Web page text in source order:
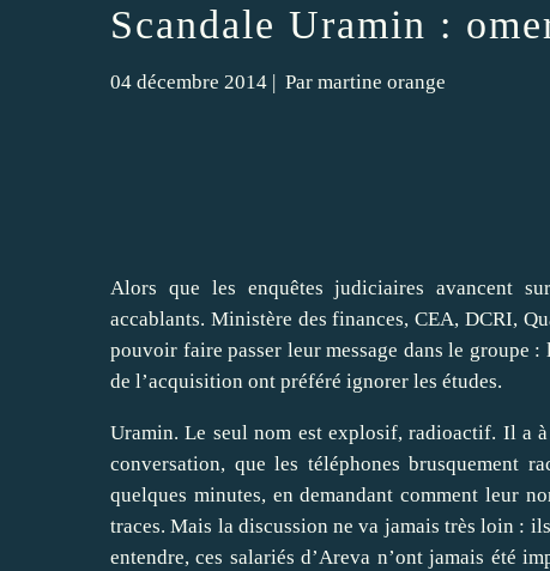
Scandale Uramin :
04 décembre 2014 | Par martine orange
Alors que les enquêtes judiciaires avancent
accablants. Ministère des finances, CEA, DCRI,
pouvoir faire passer leur message dans le groupe
de l’acquisition ont préféré ignorer les études.
Uramin. Le seul nom est explosif, radioactif. Il a
conversation, que les téléphones brusquement
quelques minutes, en demandant comment leur
traces. Mais la discussion ne va jamais très loin :
entendre, ces salariés d’Areva n’ont jamais été